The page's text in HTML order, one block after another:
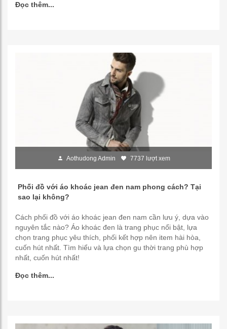
Đọc thêm...
Aothudong Admin 7737 lượt xem
Phối đồ với áo khoác jean đen nam phong cách? Tại
sao lại không?
Cách phối đồ với áo khoác jean đen nam cần lưu ý, dựa vào
nguyên tắc nào? Áo khoác đen là trang phục nổi bật, lựa
chọn trang phục yêu thích, phối kết hợp nên item hài hòa,
cuốn hút nhất. Tìm hiểu và lựa chọn gu thời trang phù hợp
nhất, cuốn hút nhất!
Đọc thêm...